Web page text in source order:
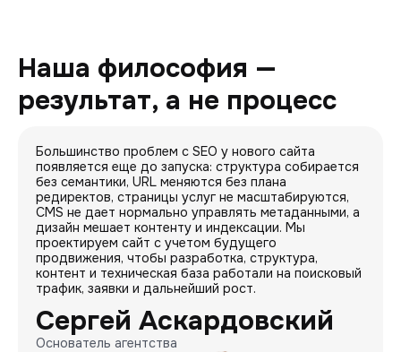
Наша философия —
результат, а не процесс
Большинство проблем с SEO у нового сайта
появляется еще до запуска: структура собирается
без семантики, URL меняются без плана
редиректов, страницы услуг не масштабируются,
CMS не дает нормально управлять метаданными, а
дизайн мешает контенту и индексации. Мы
проектируем сайт с учетом будущего
продвижения, чтобы разработка, структура,
контент и техническая база работали на поисковый
трафик, заявки и дальнейший рост.
Сергей Аскардовский
Основатель агентства